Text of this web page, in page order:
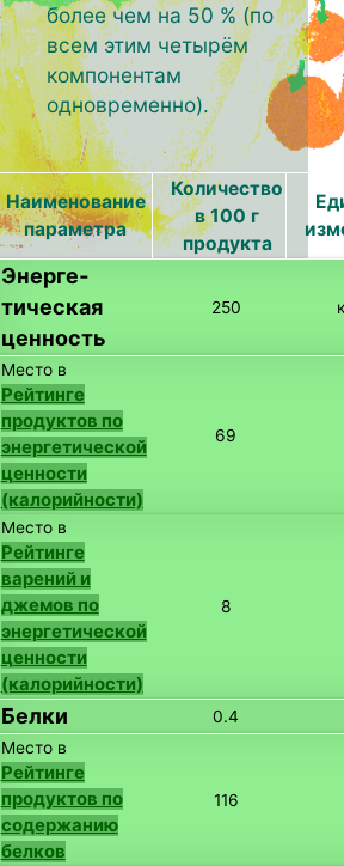
более чем на 50 % (по
всем этим четырём
компонентам
одновременно).
Наименование
параметра
Количество
в 100 г
продукта
Энерге­
тическая
ценность
250
Место в
Рейтинге
продуктов по
энергетической
ценности
(калорийности)
69
Место в
Рейтинге
варений и
джемов по
энергетической
ценности
(калорийности)
8
Белки
0.4
Место в
Рейтинге
продуктов по
содержанию
белков
116